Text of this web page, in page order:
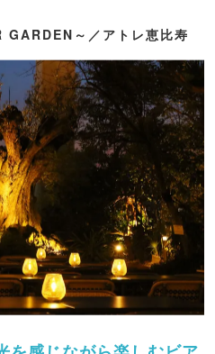
ス風オムレツ ・ポワブロングリエ バ
スクスサラダ ・イワシの香草パン粉焼
ーンスープ ・パテドプロヴァンス ラ
（アプリコット・イチジク・ベリーな
ージュブランムース メロンクーリー
す） ・ラタトゥイユ ポーチドケージフ
ト ミックスハーブ ・ブイヤベース ポ
サキのポワレ ムール貝とポテトのファ
ヴァンサル オレンジ風味 オリーブ
ブロシェット ピストゥソース トマト
タンダードカクテル（ジントニック、モ
ビール ・ソフトドリンク各種 ※内容
。
～／アトレ恵比寿